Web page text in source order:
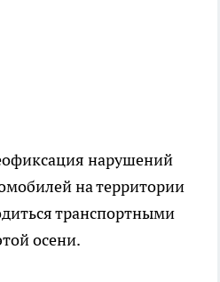
нарушений
на территории
транспортными
осени.